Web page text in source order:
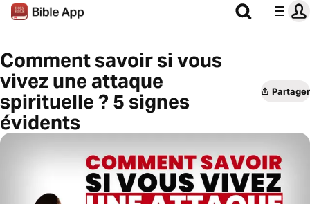
Comment savoir si vous
vivez une attaque
spirituelle ? 5 signes
évidents
Partager